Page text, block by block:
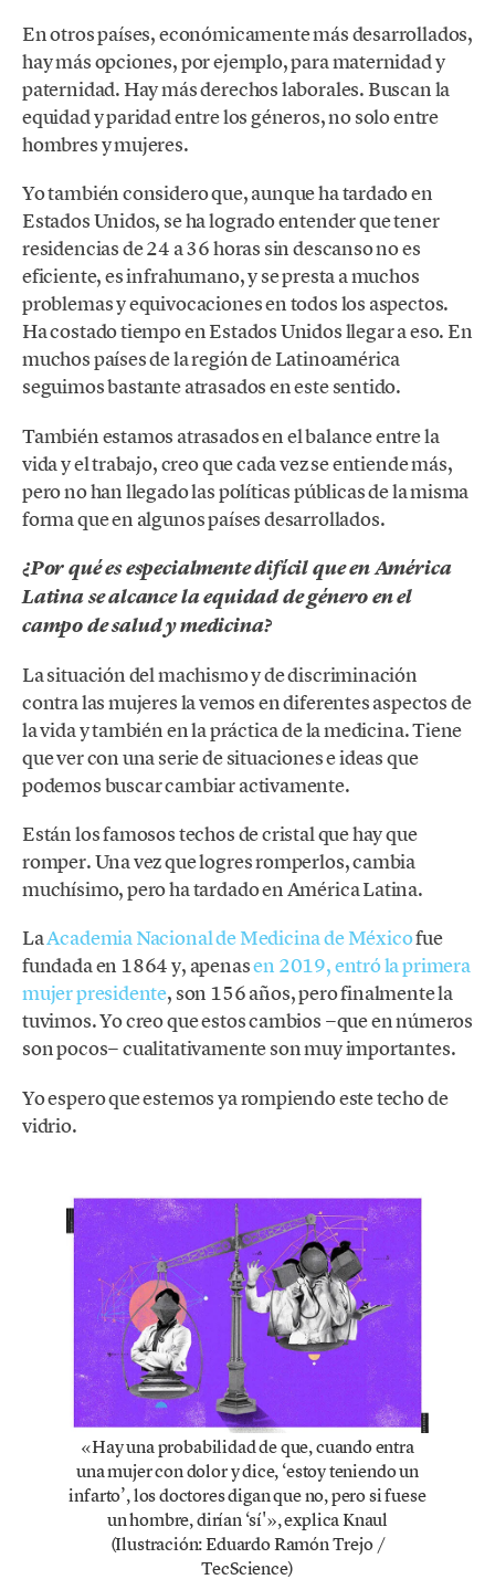
En otros países, económicamente más desarrollados,
hay más opciones, por ejemplo, para maternidad y
paternidad. Hay más derechos laborales. Buscan la
equidad y paridad entre los géneros, no solo entre
hombres y mujeres.
Yo también considero que, aunque ha tardado en
Estados Unidos, se ha logrado entender que tener
residencias de 24 a 36 horas sin descanso no es
eficiente, es infrahumano, y se presta a muchos
problemas y equivocaciones en todos los aspectos.
Ha costado tiempo en Estados Unidos llegar a eso. En
muchos países de la región de Latinoamérica
seguimos bastante atrasados en este sentido.
También estamos atrasados en el balance entre la
vida y el trabajo, creo que cada vez se entiende más,
pero no han llegado las políticas públicas de la misma
forma que en algunos países desarrollados.
¿Por qué es especialmente difícil que en América
Latina se alcance la equidad de género en el
campo de salud y medicina?
La situación del machismo y de discriminación
contra las mujeres la vemos en diferentes aspectos de
la vida y también en la práctica de la medicina. Tiene
que ver con una serie de situaciones e ideas que
podemos buscar cambiar activamente.
Están los famosos techos de cristal que hay que
romper. Una vez que logres romperlos, cambia
muchísimo, pero ha tardado en América Latina.
LaAcademia Nacional de Medicina de Méxicofue
fundada en 1864 y, apenasen 2019, entró la primera
mujer presidente, son 156 años, pero finalmente la
tuvimos. Yo creo que estos cambios −que en números
son pocos− cualitativamente son muy importantes.
Yo espero que estemos ya rompiendo este techo de
vidrio.
«Hay una probabilidad de que, cuando entra
una mujer con dolor y dice, ‘estoy teniendo un
infarto’, los doctores digan que no, pero si fuese
un hombre, dirían ‘sí'», explica Knaul
(Ilustración: Eduardo Ramón Trejo /
TecScience)